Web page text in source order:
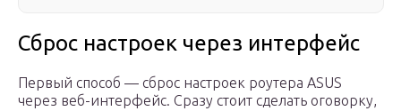
Сброс настроек через интерфейс
Первый способ — сброс настроек роутера ASUS
через веб-интерфейс. Сразу стоит сделать оговорку,